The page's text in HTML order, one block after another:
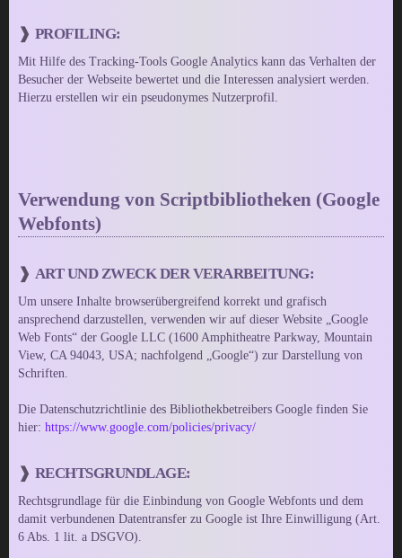
PROFILING:
Mit Hilfe des Tracking-Tools Google Analytics kann das Verhalten der
Besucher der Webseite bewertet und die Interessen analysiert werden.
Hierzu erstellen wir ein pseudonymes Nutzerprofil.
Verwendung von Scriptbibliotheken (Google
Webfonts)
ART UND ZWECK DER VERARBEITUNG:
Um unsere Inhalte browserübergreifend korrekt und grafisch
ansprechend darzustellen, verwenden wir auf dieser Website „Google
Web Fonts“ der Google LLC (1600 Amphitheatre Parkway, Mountain
View, CA 94043, USA; nachfolgend „Google“) zur Darstellung von
Schriften.
Die Datenschutzrichtlinie des Bibliothekbetreibers Google finden Sie
hier: https://www.google.com/policies/privacy/
RECHTSGRUNDLAGE:
Rechtsgrundlage für die Einbindung von Google Webfonts und dem
damit verbundenen Datentransfer zu Google ist Ihre Einwilligung (Art.
6 Abs. 1 lit. a DSGVO).